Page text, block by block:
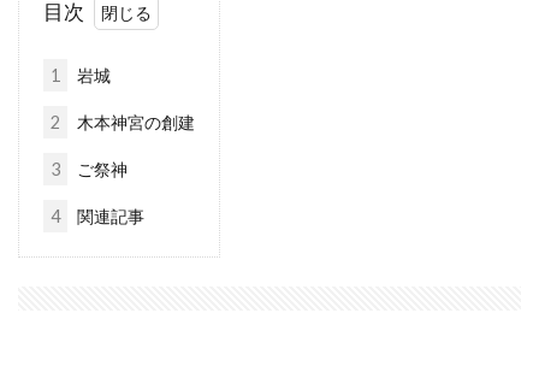
目次
1 岩城
2 木本神宮の創建
3 ご祭神
4 関連記事